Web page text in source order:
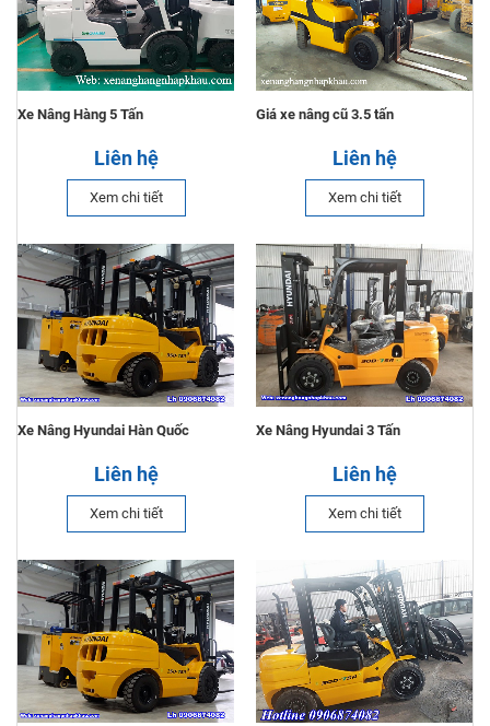
Xe Nâng Hàng 5 Tấn
Liên hệ
Xem chi tiết
Giá xe nâng cũ 3.5 tấn
Liên hệ
Xem chi tiết
Xe Nâng Hyundai Hàn Quốc
Liên hệ
Xem chi tiết
Xe Nâng Hyundai 3 Tấn
Liên hệ
Xem chi tiết